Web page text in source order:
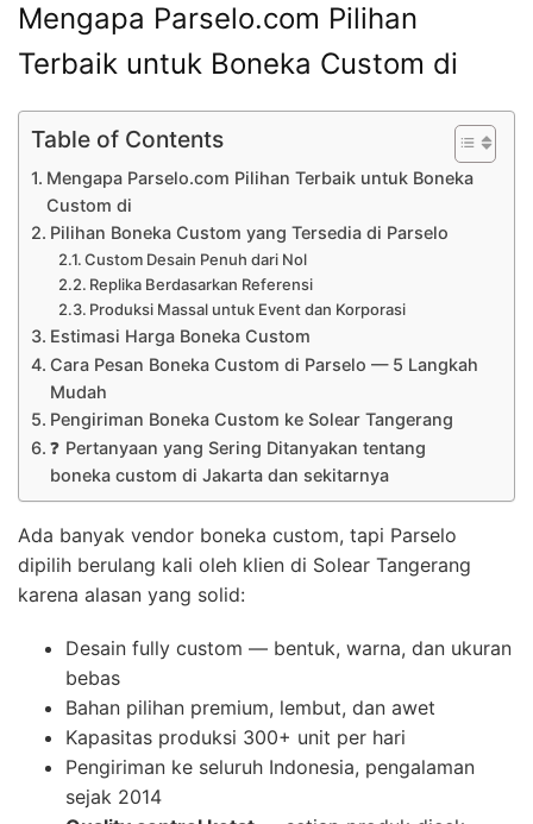
Mengapa Parselo.com Pilihan
Terbaik untuk Boneka Custom di
Table of Contents
Mengapa Parselo.com Pilihan Terbaik untuk Boneka
Custom di
Pilihan Boneka Custom yang Tersedia di Parselo
Custom Desain Penuh dari Nol
Replika Berdasarkan Referensi
Produksi Massal untuk Event dan Korporasi
Estimasi Harga Boneka Custom
Cara Pesan Boneka Custom di Parselo — 5 Langkah
Mudah
Pengiriman Boneka Custom ke Solear Tangerang
❓ Pertanyaan yang Sering Ditanyakan tentang
boneka custom di Jakarta dan sekitarnya
Ada banyak vendor boneka custom, tapi Parselo
dipilih berulang kali oleh klien di Solear Tangerang
karena alasan yang solid:
Desain fully custom — bentuk, warna, dan ukuran
bebas
Bahan pilihan premium, lembut, dan awet
Kapasitas produksi 300+ unit per hari
Pengiriman ke seluruh Indonesia, pengalaman
sejak 2014